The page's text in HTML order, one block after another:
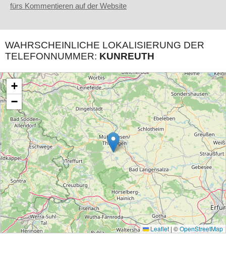
fürs Kommentieren auf der Website
WAHRSCHEINLICHE LOKALISIERUNG DER
TELEFONNUMMER: KUNREUTH